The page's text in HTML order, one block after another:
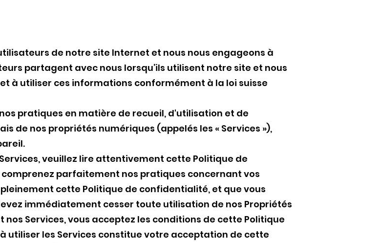
de notre site Internet et nous nous engageons à
partagent avec nous lorsqu’ils utilisent notre site et nous
à utiliser ces informations conformément à la loi suisse
pratiques en matière de recueil, d'utilisation et de
de nos propriétés numériques (appelés les « Services »),
veuillez lire attentivement cette Politique de
parfaitement nos pratiques concernant vos
cette Politique de confidentialité, et que vous
immédiatement cesser toute utilisation de nos Propriétés
nos Services, vous acceptez les conditions de cette Politique
utiliser les Services constitue votre acceptation de cette